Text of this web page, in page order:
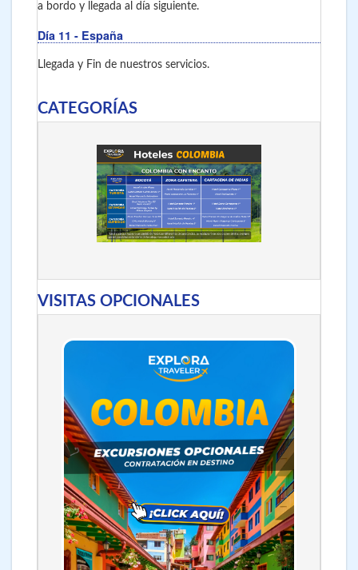
a bordo y llegada al día siguiente.
Día 11 - España
Llegada y Fin de nuestros servicios.
CATEGORÍAS
VISITAS OPCIONALES